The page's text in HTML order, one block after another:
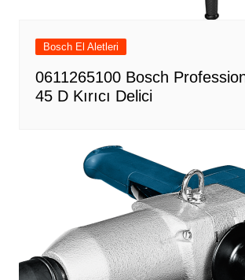
Bosch El Aletleri
0611265100 Bosch
45 D Kırıcı Delici